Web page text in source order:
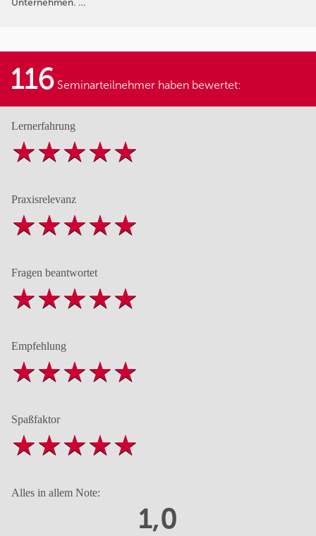
116 Seminarteilnehmer haben bewertet:
Lernerfahrung
Praxisrelevanz
Fragen beantwortet
Empfehlung
Spaßfaktor
Alles in allem Note:
1,0